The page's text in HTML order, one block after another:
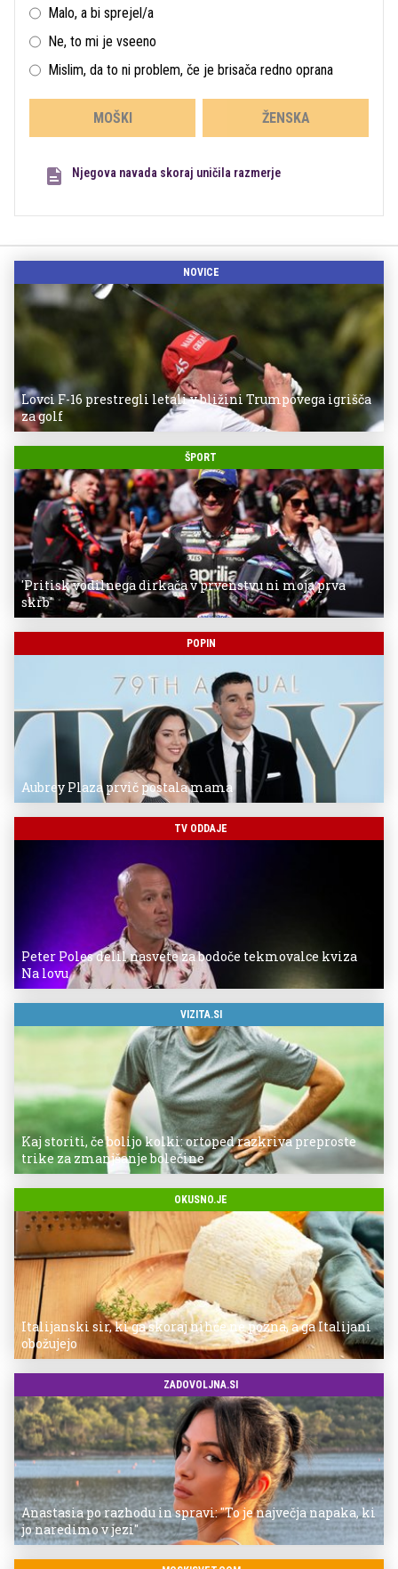
Malo, a bi sprejel/a
Ne, to mi je vseeno
Mislim, da to ni problem, če je brisača redno oprana
MOŠKI ŽENSKA
Njegova navada skoraj uničila razmerje
NOVICE
Lovci F-16 prestregli letali v bližini Trumpovega igrišča
za golf
ŠPORT
'Pritisk vodilnega dirkača v prvenstvu ni moja prva
skrb'
POPIN
Aubrey Plaza prvič postala mama
TV ODDAJE
Peter Poles delil nasvete za bodoče tekmovalce kviza
Na lovu
VIZITA.SI
Kaj storiti, če bolijo kolki: ortoped razkriva preproste
trike za zmanjšanje bolečine
OKUSNO.JE
Italijanski sir, ki ga skoraj nihče ne pozna, a ga Italijani
obožujejo
ZADOVOLJNA.SI
Anastasia po razhodu in spravi: "To je največja napaka, ki
jo naredimo v jezi"